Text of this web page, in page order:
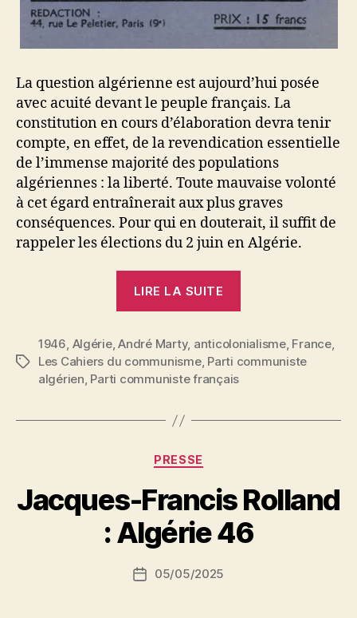
La question algérienne est aujourd’hui posée
avec acuité devant le peuple français. La
constitution en cours d’élaboration devra tenir
compte, en effet, de la revendication essentielle
de l’immense majorité des populations
algériennes : la liberté. Toute mauvaise volonté
à cet égard entraînerait aux plus graves
conséquences. Pour qui en douterait, il suffit de
rappeler les élections du 2 juin en Algérie.
LIRE LA SUITE
La
question
Étiquettes
1946, Algérie,André Marty, anticolonialisme, France,
Les Cahiers du communisme, Parti communiste
algérien, Parti communiste français
Catégories
PRESSE
Jacques-Francis Rolland
: Algérie 46
Auteur
de
a
S
N
Date05/05/2025